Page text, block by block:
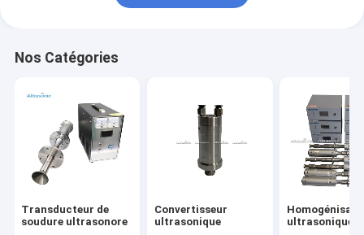
Nos Catégories
Transducteur de
soudure ultrasonore
Convertisseur
ultrasonique
ultrasonique